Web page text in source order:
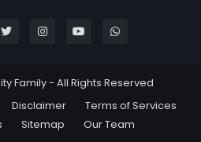
Family - All Rights Reserved
Disclaimer
Terms of Services
Sitemap Our Team